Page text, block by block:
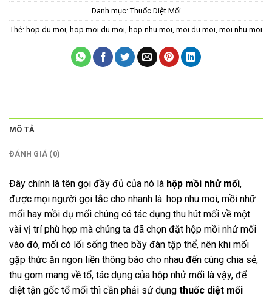
Danh mục: Thuốc Diệt Mối
Thẻ: hop du moi, hop moi du moi, hop nhu moi, moi du moi, moi nhu moi
MÔ TẢ
ĐÁNH GIÁ (0)
Đây chính là tên gọi đầy đủ của nó là hộp mồi nhử mối,
được mọi người gọi tắc cho nhanh là: hop nhu moi, mồi nhữ
mối hay mồi dụ mối chúng có tác dụng thu hút mối về một
vài vị trí phù hợp mà chúng ta đã chọn đặt hộp mồi nhử mối
vào đó, mối có lối sống theo bầy đàn tập thể, nên khi mối
gặp thức ăn ngon liền thông báo cho nhau đến cùng chia sẻ,
thu gom mang về tổ, tác dụng của hộp nhử mối là vậy, để
diệt tận gốc tổ mối thì cần phải sử dụng thuốc diệt mối